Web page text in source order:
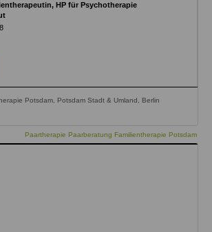
HP für Psychotherapie
Potsdam, Potsdam Stadt & Umland, Berlin
Paartherapie Paarberatung Familientherapie Potsdam